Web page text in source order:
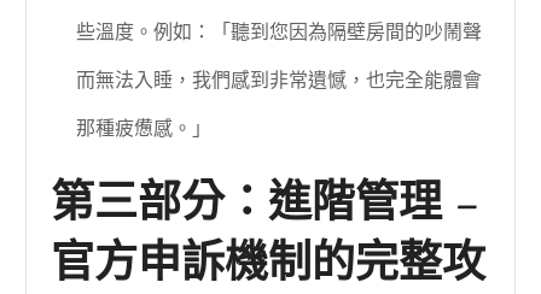
些溫度。例如：「聽到您因為隔壁房間的吵鬧聲
而無法入睡，我們感到非常遺憾，也完全能體會
那種疲憊感。」
第三部分：進階管理 –
官方申訴機制的完整攻